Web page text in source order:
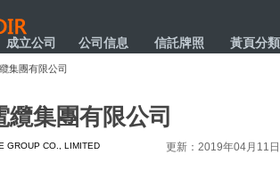
成立公司 公司信息 信託牌照 黃頁分類
集團有限公司
纜集團有限公司
GROUP CO., LIMITED 更新：2019年04月11日